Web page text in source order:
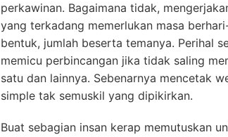
perkawinan. Bagaimana tidak,
yang terkadang memerlukan masa
bentuk, jumlah beserta temanya. Perihal
memicu perbincangan jika tidak saling
satu dan lainnya. Sebenarnya mencetak
simple tak semuskil yang dipikirkan.
Buat sebagian insan kerap memutuskan